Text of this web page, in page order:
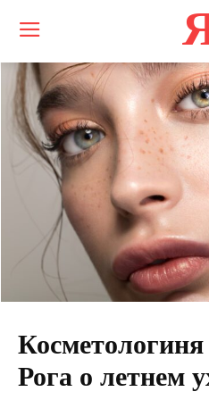
Рога о летнем